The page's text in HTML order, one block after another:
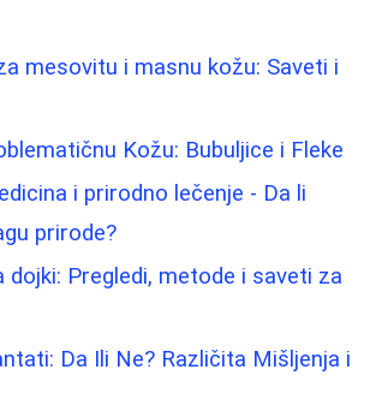
mesovitu i masnu kožu: Saveti i
Kožu: Bubuljice i Fleke
i prirodno lečenje - Da li
prirode?
dojki: Pregledi, metode i saveti za
Da Ili Ne? Različita Mišljenja i